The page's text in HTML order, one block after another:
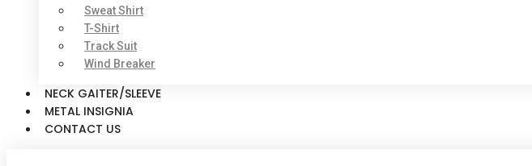
Sweat Shirt
T-Shirt
Track Suit
Wind Breaker
NECK GAITER/SLEEVE
METAL INSIGNIA
CONTACT US